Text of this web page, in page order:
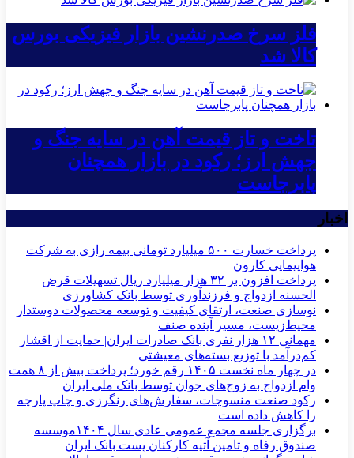
فلز سرخ صدرنشین بازار فیزیکی بورس
کالا شد
تاخت و تاز قیمت آهن در سایه جنگ و
جهش ارز؛ رکود در بازار همچنان
پابرجاست
اخبار
پرداخت خسارت ۵۰۰ میلیارد تومانی بیمه رازی به شرکت
هواپیمایی کارون
پرداخت افزون بر ۳۲ هزار میلیارد ریال تسهیلات قرض
الحسنه ازدواج و فرزندآوری توسط بانک کشاورزی
نوسازی صنعت، ارتقای کیفیت و توسعه محصولات دوستدار
محیط‌زیست، مسیر آینده صنف
مهمانی ۱۲ هزار نفری بانک صادرات ایران| حمایت از اقشار
کم‌درآمد با توزیع بسته‌های معیشتی
در چهار ماه نخست ۱۴۰۵ رقم خورد؛ پرداخت بیش از ۸ همت
وام ازدواج به زوج‌های جوان توسط بانک ملی ایران
رکود صنعت منسوجات، سفارش‌های رنگرزی و چاپ پارچه
را کاهش داده است
برگزاری جلسه مجمع عمومی عادی سال ۱۴۰۴موسسه
صندوق رفاه و تامین آتیه کارکنان پست بانک ایران